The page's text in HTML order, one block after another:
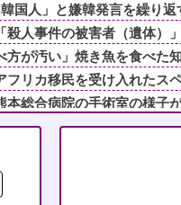
国人」と嫌韓発言を繰り
殺人事件の被害者（遺体）
方が汚い」焼き魚を食べ
フリカ移民を受け入れたス
本総合病院の手術室の様子
ミニストップでトラックと
イム鳴って3秒で玄関行く
映画でも観ようと「生き